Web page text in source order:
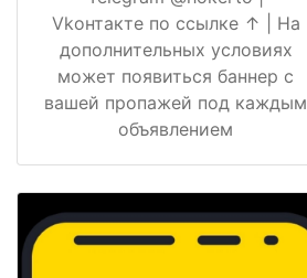
Vkонтакте по ссылке ↑ | На
дополнительных условиях
может появиться баннер с
вашей пропажей под каждым
объявлением